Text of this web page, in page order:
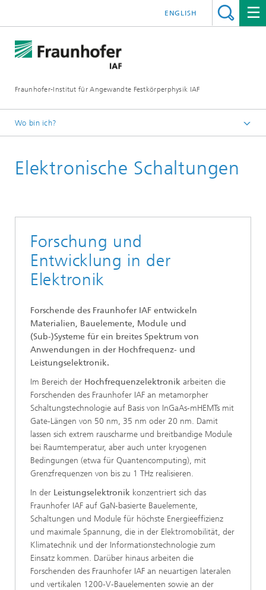
Fraunhofer-Institut für Angewandte Festkörperphysik IAF
ENGLISH
Wo bin ich?
Unsere Forschung
Elektronische Schaltungen
Forschung und
Entwicklung in der
Elektronik
Forschende des Fraunhofer IAF entwickeln
Materialien, Bauelemente, Module und
(Sub-)Systeme für ein breites Spektrum von
Anwendungen in der Hochfrequenz- und
Leistungselektronik.
Im Bereich der Hochfrequenzelektronik arbeiten die
Forschenden des Fraunhofer IAF an metamorpher
Schaltungstechnologie auf Basis von InGaAs-mHEMTs mit
Gate-Längen von 50 nm, 35 nm oder 20 nm. Damit
lassen sich extrem rauscharme und breitbandige Module
bei Raumtemperatur, aber auch unter kryogenen
Bedingungen (etwa für Quantencomputing), mit
Grenzfrequenzen von bis zu 1 THz realisieren.
In der Leistungselektronik konzentriert sich das
Fraunhofer IAF auf GaN-basierte Bauelemente,
Schaltungen und Module für höchste Energieeffizienz
und maximale Spannung, die in der Elektromobilität, der
Klimatechnik und der Informationstechnologie zum
Einsatz kommen. Darüber hinaus arbeiten die
Forschenden des Fraunhofer IAF an neuartigen lateralen
und vertikalen 1200-V-Bauelementen sowie an der